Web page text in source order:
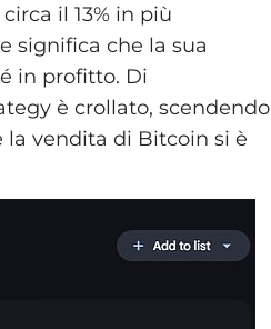
il 13% in più
significa che la sua
in profitto. Di
è crollato, scendendo
vendita di Bitcoin si è